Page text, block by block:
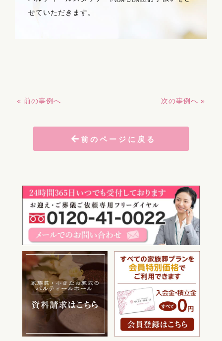
せていただきます。
« 前の事例へ 次の事例へ »
前のページに戻る